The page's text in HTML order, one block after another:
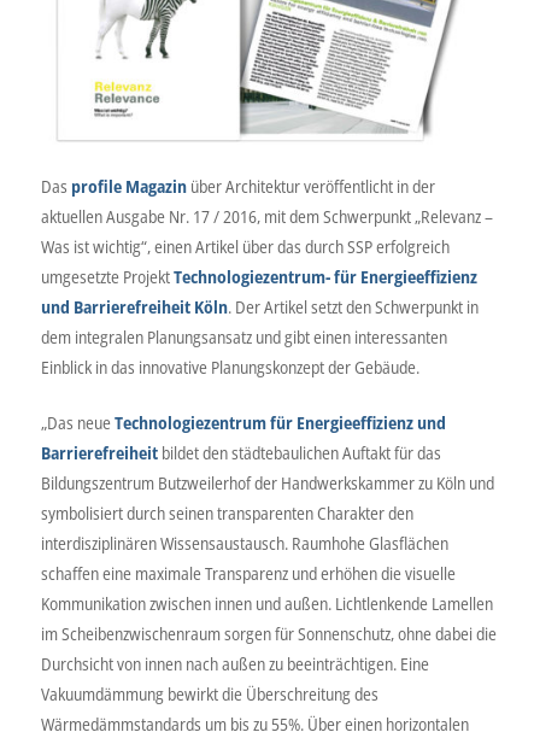
Das profile Magazinüber Architektur veröffentlicht in der
aktuellen Ausgabe Nr. 17 / 2016, mit dem Schwerpunkt „Relevanz –
Was ist wichtig“, einen Artikel über das durch SSP erfolgreich
umgesetzte ProjektTechnologiezentrum- für Energieeffizienz
und Barrierefreiheit Köln. Der Artikel setzt den Schwerpunkt in
dem integralen Planungsansatz und gibt einen interessanten
Einblick in das innovative Planungskonzept der Gebäude.
„Das neueTechnologiezentrum für Energieeffizienz und
Barrierefreiheit bildet den städtebaulichen Auftakt für das
Bildungszentrum Butzweilerhof der Handwerkskammer zu Köln und
symbolisiert durch seinen transparenten Charakter den
interdisziplinären Wissensaustausch. Raumhohe Glasflächen
schaffen eine maximale Transparenz und erhöhen die visuelle
Kommunikation zwischen innen und außen. Lichtlenkende Lamellen
im Scheibenzwischenraum sorgen für Sonnenschutz, ohne dabei die
Durchsicht von innen nach außen zu beeinträchtigen. Eine
Vakuumdämmung bewirkt die Überschreitung des
Wärmedämmstandards um bis zu 55%. Über einen horizontalen